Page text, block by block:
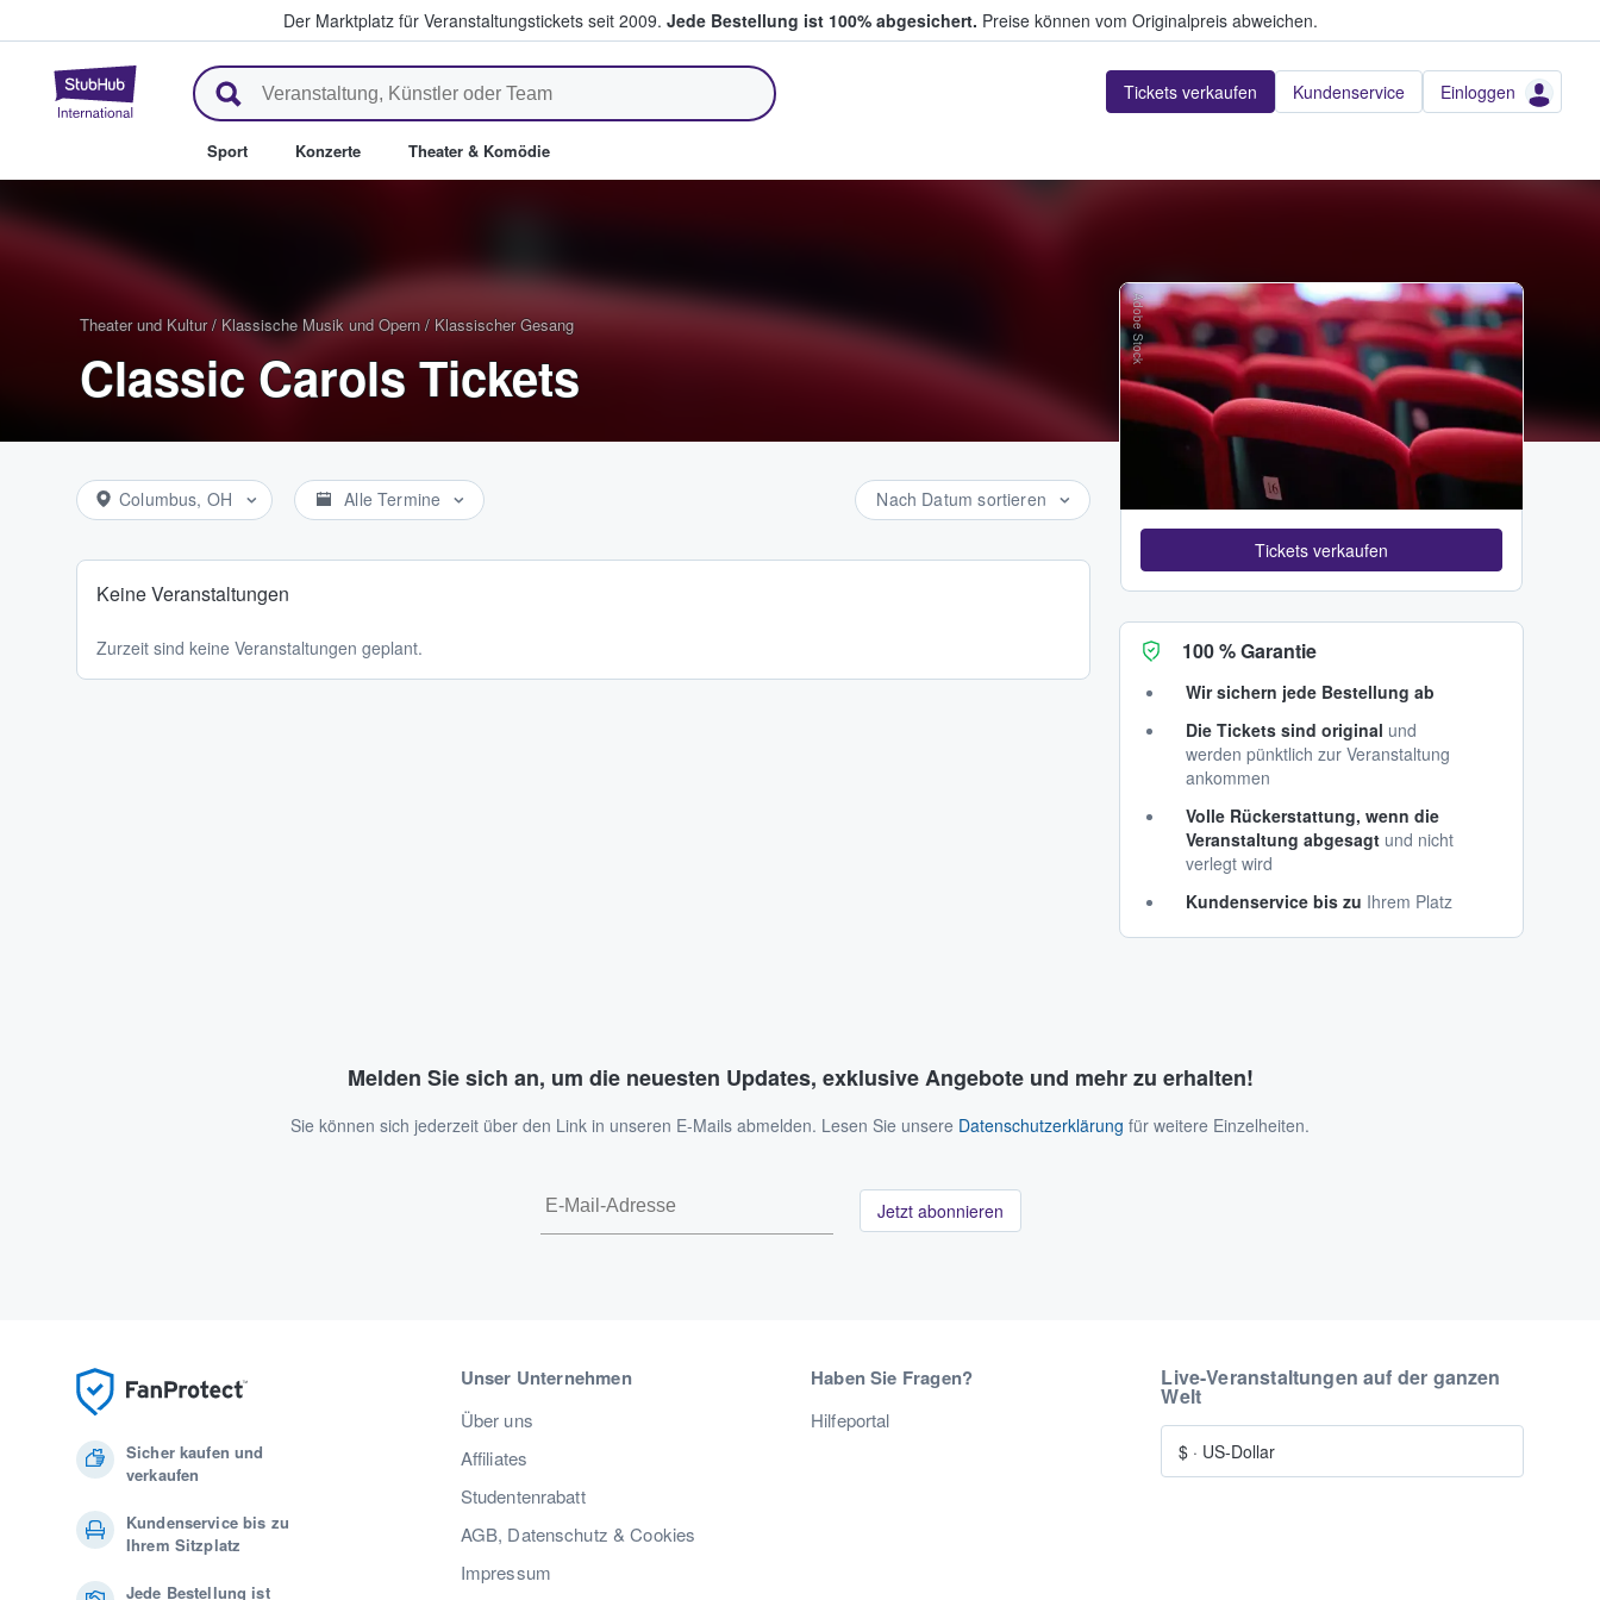
Der Marktplatz für Veranstaltungstickets seit 2009. Jede Bestellung ist 100% abgesichert. Preise können vom Originalpreis abweichen.
StubHub - Wo Fans Tickets kaufen & verkaufen Tickets verkaufen Kundenservice Einloggen
Sport Konzerte Theater & Komödie
Theater und Kultur / Klassische Musik und Opern / Klassischer Gesang
Classic Carols Tickets
Columbus, OH Alle Termine Nach Datum sortieren
Keine Veranstaltungen
Zurzeit sind keine Veranstaltungen geplant.
Adobe Stock
Tickets verkaufen
100 % Garantie
Wir sichern jede Bestellung ab
Die Tickets sind original und
werden pünktlich zur Veranstaltung
ankommen
Volle Rückerstattung, wenn die
Veranstaltung abgesagt und nicht
verlegt wird
Kundenservice bis zu Ihrem Platz
Melden Sie sich an, um die neuesten Updates, exklusive Angebote und mehr zu erhalten!
Sie können sich jederzeit über den Link in unseren E-Mails abmelden. Lesen Sie unsere Datenschutzerklärung für weitere Einzelheiten.
Jetzt abonnieren
Sicher kaufen und
verkaufen
Kundenservice bis zu
Ihrem Sitzplatz
Jede Bestellung ist
Unser Unternehmen
Über uns
Affiliates
Studentenrabatt
AGB, Datenschutz & Cookies
Impressum
Haben Sie Fragen?
Hilfeportal
Live-Veranstaltungen auf der ganzen
Welt
$ · US-Dollar